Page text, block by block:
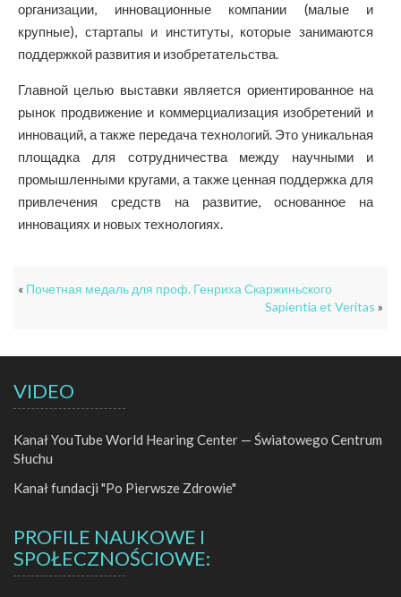
организации, инновационные компании (малые и
крупные), стартапы и институты, которые занимаются
поддержкой развития и изобретательства.
Главной целью выставки является ориентированное на
рынок продвижение и коммерциализация изобретений и
инноваций, а также передача технологий. Это уникальная
площадка для сотрудничества между научными и
промышленными кругами, а также ценная поддержка для
привлечения средств на развитие, основанное на
инновациях и новых технологиях.
« Почетная медаль для проф. Генриха Скаржиньского
Sapientia et Veritas »
VIDEO
Kanał YouTube World Hearing Center — Światowego Centrum
Słuchu
Kanał fundacji "Po Pierwsze Zdrowie"
PROFILE NAUKOWE I
SPOŁECZNOŚCIOWE: